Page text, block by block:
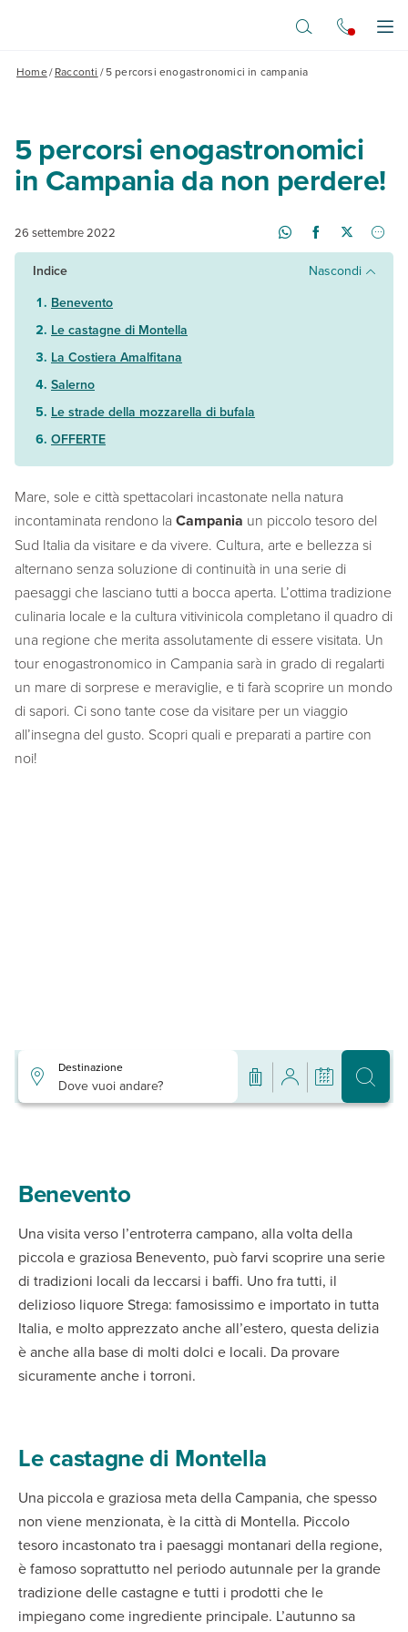
Home/Racconti /5 percorsi enogastronomici in campania
5 percorsi enogastronomici
in Campania da non perdere!
26 settembre 2022
Indice
Nascondi
Benevento
Le castagne di Montella
La Costiera Amalfitana
Salerno
Le strade della mozzarella di bufala
OFFERTE
Mare, sole e città spettacolari incastonate nella natura
incontaminata rendono la Campania un piccolo tesoro del
Sud Italia da visitare e da vivere. Cultura, arte e bellezza si
alternano senza soluzione di continuità in una serie di
paesaggi che lasciano tutti a bocca aperta. L’ottima tradizione
culinaria locale e la cultura vitivinicola completano il quadro di
una regione che merita assolutamente di essere visitata. Un
tour enogastronomico in Campania sarà in grado di regalarti
un mare di sorprese e meraviglie, e ti farà scoprire un mondo
di sapori. Ci sono tante cose da visitare per un viaggio
all’insegna del gusto. Scopri quali e preparati a partire con
noi!
Destinazione
Dove vuoi andare?
Benevento
Una visita verso l’entroterra campano, alla volta della
piccola e graziosa Benevento, può farvi scoprire una serie
di tradizioni locali da leccarsi i baffi. Uno fra tutti, il
delizioso liquore Strega: famosissimo e importato in tutta
Italia, e molto apprezzato anche all’estero, questa delizia
è anche alla base di molti dolci e locali. Da provare
sicuramente anche i torroni.
Le castagne di Montella
Una piccola e graziosa meta della Campania, che spesso
non viene menzionata, è la città di Montella. Piccolo
tesoro incastonato tra i paesaggi montanari della regione,
è famoso soprattutto nel periodo autunnale per la grande
tradizione delle castagne e tutti i prodotti che le
impiegano come ingrediente principale. L’autunno sa